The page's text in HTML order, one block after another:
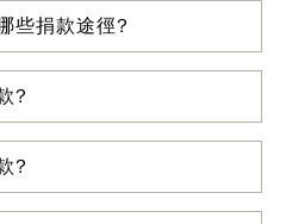
些捐款途徑?
?
?